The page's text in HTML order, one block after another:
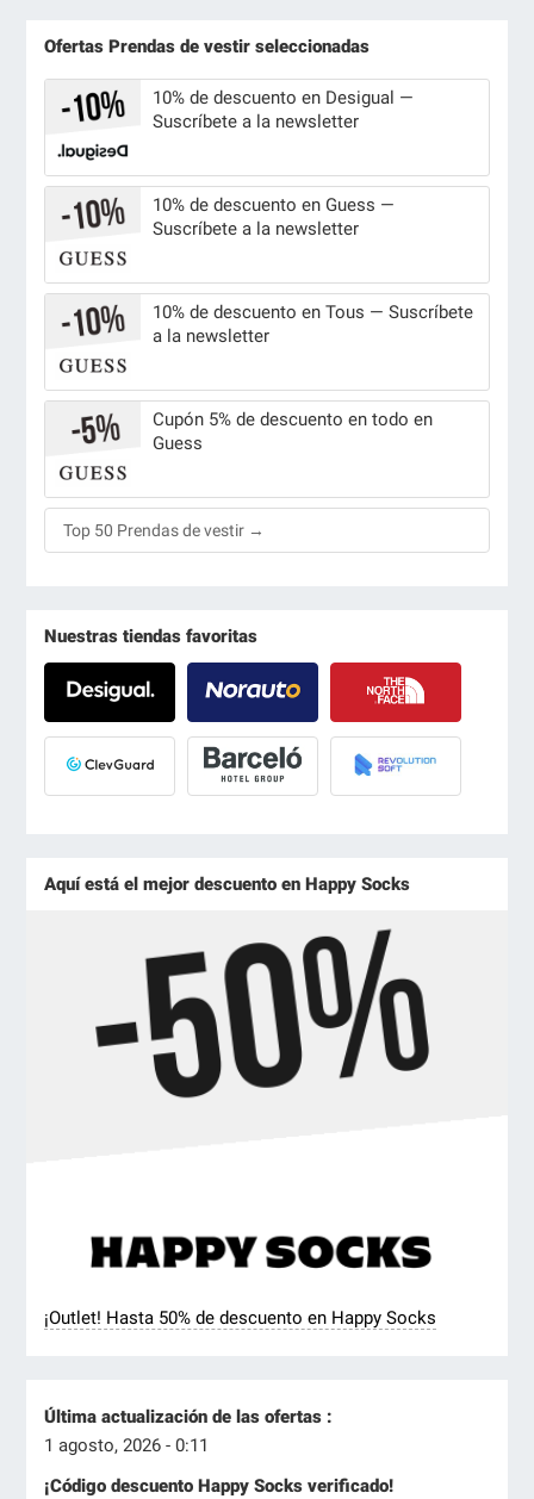
Ofertas Prendas de vestir seleccionadas
10% de descuento en Desigual —
Suscríbete a la newsletter
10% de descuento en Guess —
Suscríbete a la newsletter
10% de descuento en Tous — Suscríbete
a la newsletter
Cupón 5% de descuento en todo en
Guess
Top 50 Prendas de vestir →
Nuestras tiendas favoritas
Aquí está el mejor descuento en Happy Socks
¡Outlet! Hasta 50% de descuento en Happy Socks
Última actualización de las ofertas :
1 agosto, 2026 - 0:11
¡Código descuento Happy Socks verificado!